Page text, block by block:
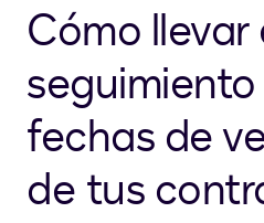
Cómo llevar
fechas de
de tus